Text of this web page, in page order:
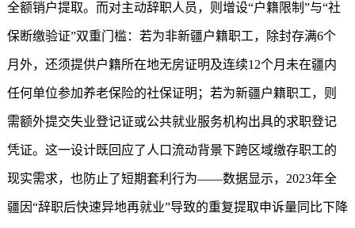
全额销户提取。而对主动辞职人员，则增设“户籍限制”与“社
保断缴验证”双重门槛：若为非新疆户籍职工，除封存满6个
月外，还须提供户籍所在地无房证明及连续12个月未在疆内
任何单位参加养老保险的社保证明；若为新疆户籍职工，则
需额外提交失业登记证或公共就业服务机构出具的求职登记
凭证。这一设计既回应了人口流动背景下跨区域缴存职工的
现实需求，也防止了短期套利行为——数据显示，2023年全
疆因“辞职后快速异地再就业”导致的重复提取申诉量同比下降